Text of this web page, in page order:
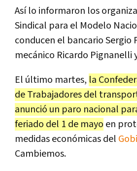
Así lo informaron los
Sindical para el Modelo
conducen el bancario Sergio
mecánico Ricardo Pignanelli
El último martes, la
de Trabajadores del
anunció un paro nacional
feriado del 1 de mayo en
medidas económicas del
Cambiemos.